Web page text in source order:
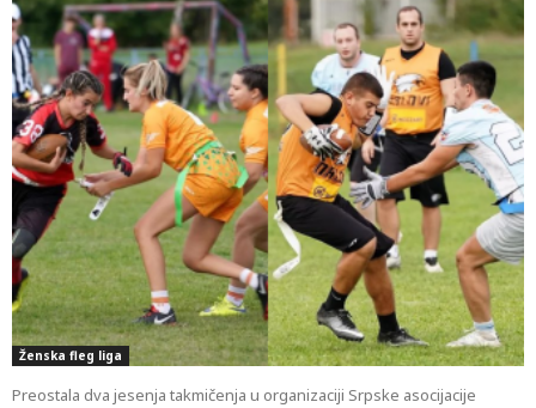
Ženska fleg liga
Preostala dva jesenja takmičenja u organizaciji Srpske asocijacije